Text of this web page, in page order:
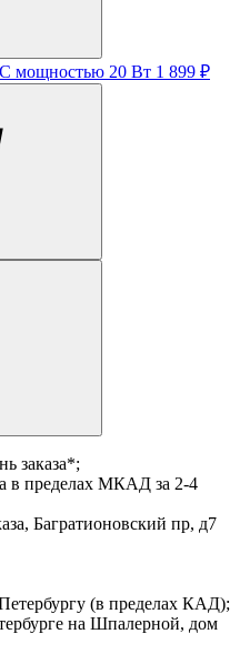
мощностью 20 Вт 1 899 ₽
заказа*;
в пределах МКАД за 2-4
Багратионовский пр, д7
(в пределах КАД);
на Шпалерной, дом